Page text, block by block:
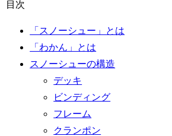
目次
「スノーシュー」とは
「わかん」とは
スノーシューの構造
デッキ
ビンディング
フレーム
クランポン